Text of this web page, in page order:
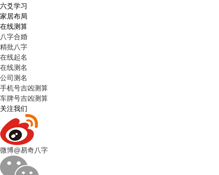
六爻学习
家居布局
在线测算
八字合婚
精批八字
在线起名
在线测名
公司测名
手机号吉凶测算
车牌号吉凶测算
关注我们
微博@易奇八字